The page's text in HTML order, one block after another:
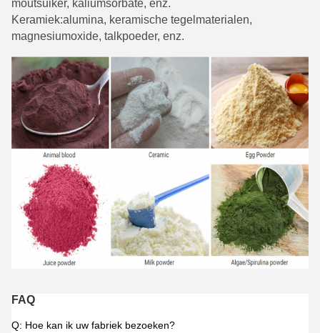
moutsuiker, kaliumsorbate, enz.
Keramiek:alumina, keramische tegelmaterialen,
magnesiumoxide, talkpoeder, enz.
FAQ
Q: Hoe kan ik uw fabriek bezoeken?